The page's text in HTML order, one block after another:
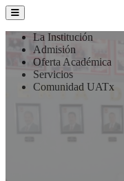
La Institución
Admisión
Oferta Académica
Servicios
Comunidad UATx